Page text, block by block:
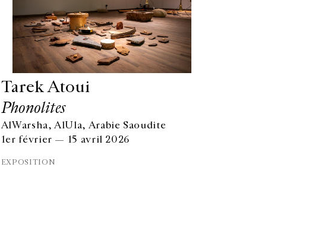
Tarek Atoui
Phonolites
AlWarsha, AlUla, Arabie Saoudite
1er février — 15 avril 2026
EXPOSITION